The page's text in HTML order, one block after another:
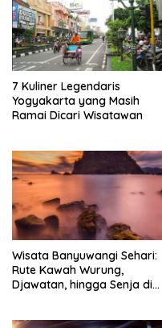
7 Kuliner Legendaris
Yogyakarta yang Masih
Ramai Dicari Wisatawan
Wisata Banyuwangi Sehari:
Rute Kawah Wurung,
Djawatan, hingga Senja di